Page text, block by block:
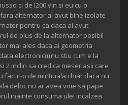
ci de l200 vin si eu cu o
alternator ai avut bine izolate
pentru ca daca ai avut
de plus de la alternator posibil
mai ales daca ai geometria
electronic(((nu stiu cum e la
2 inclin sa cred ca meseriasii care
facut-o de mintuiala chiar daca nu
deloc nu ar avea voie sa pape
inainte consuma ulei incalzea